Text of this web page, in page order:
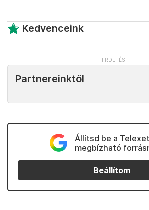
Kedvenceink
Partnereinktől
Állítsd be a Telexet
megbízható
Beállítom